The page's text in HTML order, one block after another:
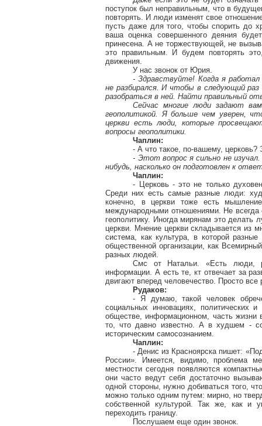
поступок был неправильным, что в
повторять. И люди изменят свое
пусть даже для того, чтобы спорить до
ваша оценка совершенного деяния
принесена. А не торжествующей, не
это правильным. И будем повторять
движения.
У нас звонок от Юрия.
- Здравствуйте! Когда я
не разбирался. И чтобы в следующий
разобраться в ней. Найти правильный
Сейчас многие люди задают
геополитикой. Я больше чем уверен,
церкви есть люди, которые
вопросы геополитики.
Чаплин:
- А что такое, по-вашему,
- Этот вопрос я сильно не
нибудь, насколько он подготовлен к
Чаплин:
- Церковь - это не только
Среди них есть самые разные люди:
конечно, в церкви тоже есть
международными отношениями. Не всегда
геополитику. Иногда мирянам это делать
церкви. Мнение церкви складывается из
система, как культура, в которой
общественной организации, как
разных людей.
Смс от Натальи. «Есть люди,
информации. А есть те, кт отвечает за
двигают вперед человечество. Просто
Рудаков:
- Я думаю, такой человек
социальных инновациях, политических
обществе, информационном, часть
то, что давно известно. А в худшем -
историческим самосознанием.
Чаплин:
- Денис из Красноярска пишет:
России». Имеется, видимо, проблема
местности сегодня появляются
они часто ведут себя достаточно
одной стороны, нужно добиваться того,
можно только одним путем: мирно, но
собственной культурой. Так же, как и
переходить границу.
Послушаем еще один звонок.